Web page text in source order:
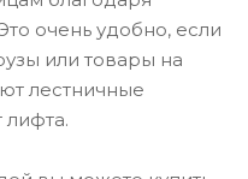
очень удобно, если
или товары на
лестничные
лифта.